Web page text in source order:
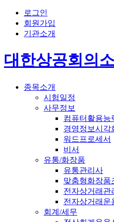
로그인
회원가입
기관소개
대한상공회의
종목소개
시험일정
사무정보
컴퓨터활용능
경영정보시각
워드프로세서
비서
유통/화장품
유통관리사
맞춤형화장품
전자상거래관
전자상거래운
회계/세무